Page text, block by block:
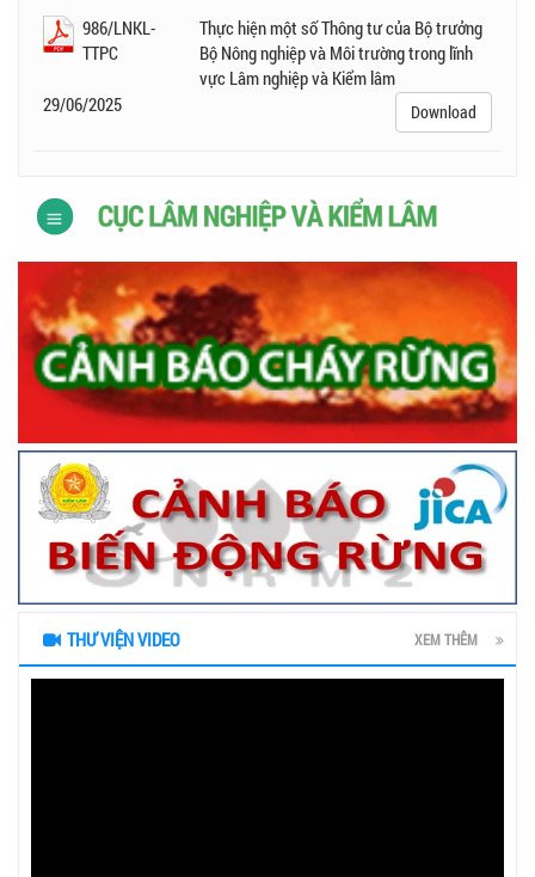
986/LNKL-
TTPC
Thực hiện một số Thông tư của Bộ trưởng
Bộ Nông nghiệp và Môi trường trong lĩnh
vực Lâm nghiệp và Kiểm lâm
29/06/2025
Download
THƯ VIỆN VIDEO XEM THÊM